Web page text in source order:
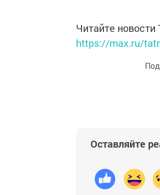
Читайте
https://max.ru/
Оставляйте